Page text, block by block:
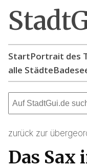
StartPortrait des
alle Städte
zurück zur
Das Sax